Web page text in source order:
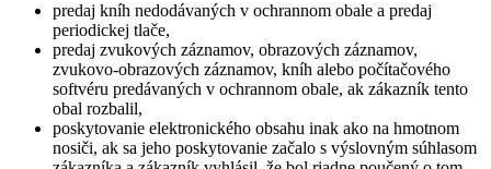
predaj kníh nedodávaných v ochrannom obale a predaj
periodickej tlače,
predaj zvukových záznamov, obrazových záznamov,
zvukovo-obrazových záznamov, kníh alebo počítačového
softvéru predávaných v ochrannom obale, ak zákazník tento
obal rozbalil,
poskytovanie elektronického obsahu inak ako na hmotnom
nosiči, ak sa jeho poskytovanie začalo s výslovným súhlasom